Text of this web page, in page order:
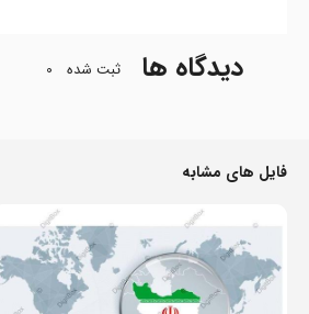
دیدگاه ها ثبت شده 0
فایل های مشابه